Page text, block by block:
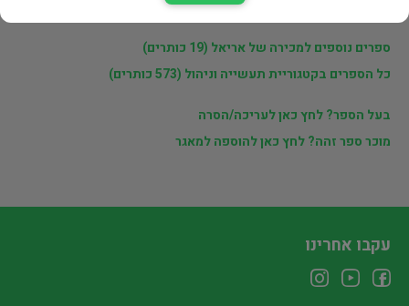
ספרים נוספים למכירה של אריאל (19 כותרים)
כל הספרים בקטגוריית תעשייה וניהול (573 כותרים)
בעל הספר? לחץ כאן לעריכה/הסרה
מוכר ספר זהה? לחץ כאן להוספה למאגר
עקבו אחרינו